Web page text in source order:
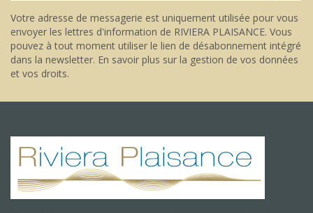
Votre adresse de messagerie est uniquement utilisée pour vous
envoyer les lettres d'information de RIVIERA PLAISANCE. Vous
pouvez à tout moment utiliser le lien de désabonnement intégré
dans la newsletter. En savoir plus sur la gestion de vos données
et vos droits.